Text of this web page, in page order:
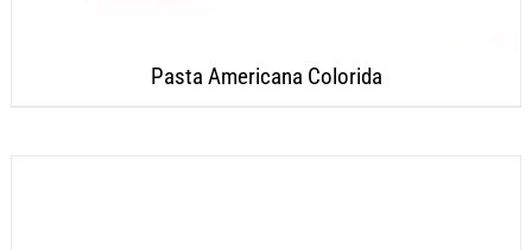
Pasta Americana Colorida